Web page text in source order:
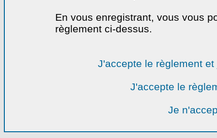
En vous enregistrant, vous vous
règlement ci-dessus.
J'accepte le règlement
J'accepte le
Je